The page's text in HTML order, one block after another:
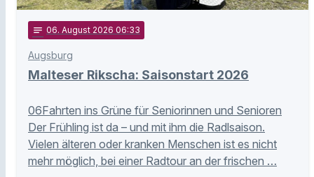
notes 06. August 2026 06:33
Augsburg
Malteser Rikscha: Saisonstart 2026
06Fahrten ins Grüne für Seniorinnen und Senioren
Der Frühling ist da – und mit ihm die Radlsaison.
Vielen älteren oder kranken Menschen ist es nicht
mehr möglich, bei einer Radtour an der frischen …